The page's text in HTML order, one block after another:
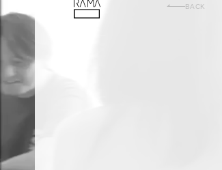
BACK
PANORAMA